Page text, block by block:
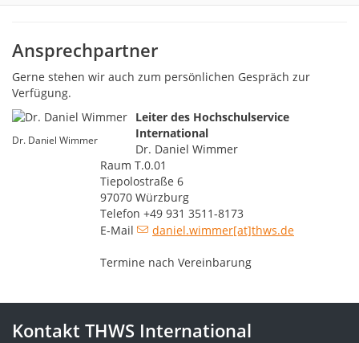
Ansprechpartner
Gerne stehen wir auch zum persönlichen Gespräch zur
Verfügung.
Dr. Daniel Wimmer
Leiter des Hochschulservice
International
Dr. Daniel Wimmer
Raum T.0.01
Tiepolostraße 6
97070 Würzburg
Telefon +49 931 3511-8173
E-Mail
daniel.wimmer[at]thws.de
Termine nach Vereinbarung
Kontakt THWS International